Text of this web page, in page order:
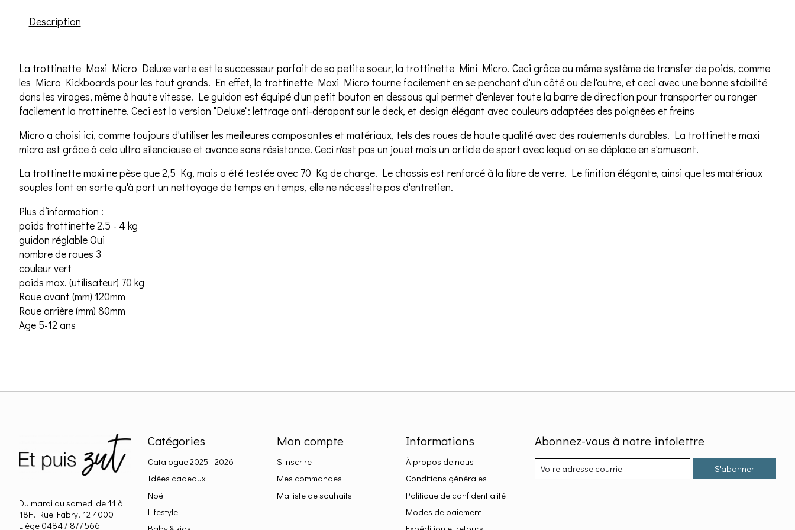
Description
La trottinette Maxi Micro Deluxe verte est le successeur parfait de sa petite soeur, la trottinette Mini Micro. Ceci grâce au même système de transfer de poids, comme
les Micro Kickboards pour les tout grands. En effet, la trottinette Maxi Micro tourne facilement en se penchant d'un côté ou de l'autre, et ceci avec une bonne stabilité
dans les virages, même à haute vitesse. Le guidon est équipé d'un petit bouton en dessous qui permet d'enlever toute la barre de direction pour transporter ou ranger
facilement la trottinette. Ceci est la version "Deluxe": lettrage anti-dérapant sur le deck, et design élégant avec couleurs adaptées des poignées et freins
Micro a choisi ici, comme toujours d'utiliser les meilleures composantes et matériaux, tels des roues de haute qualité avec des roulements durables. La trottinette maxi
micro est grâce à cela ultra silencieuse et avance sans résistance. Ceci n'est pas un jouet mais un article de sport avec lequel on se déplace en s'amusant.
La trottinette maxi ne pèse que 2,5 Kg, mais a été testée avec 70 Kg de charge. Le chassis est renforcé à la fibre de verre. Le finition élégante, ainsi que les matériaux
souples font en sorte qu'à part un nettoyage de temps en temps, elle ne nécessite pas d'entretien.
Plus d’information :
poids trottinette 2.5 - 4 kg
guidon réglable Oui
nombre de roues 3
couleur vert
poids max. (utilisateur) 70 kg
Roue avant (mm) 120mm
Roue arrière (mm) 80mm
Age 5-12 ans
Du mardi au samedi de 11 à
18H. Rue Fabry, 12 4000
Liège 0484 / 877 566
Catégories
Catalogue 2025 - 2026
Idées cadeaux
Noël
Lifestyle
Mon compte
S'inscrire
Mes commandes
Ma liste de souhaits
Informations
À propos de nous
Conditions générales
Politique de confidentialité
Modes de paiement
Abonnez-vous à notre infolettre
S'abonner